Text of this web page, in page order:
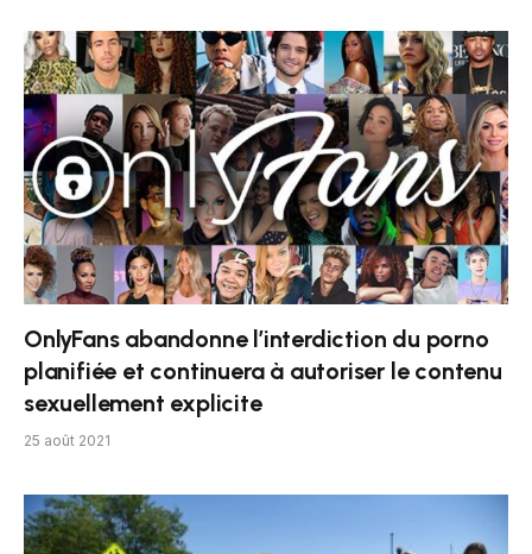
OnlyFans abandonne l’interdiction du porno
planifiée et continuera à autoriser le contenu
sexuellement explicite
25 août 2021